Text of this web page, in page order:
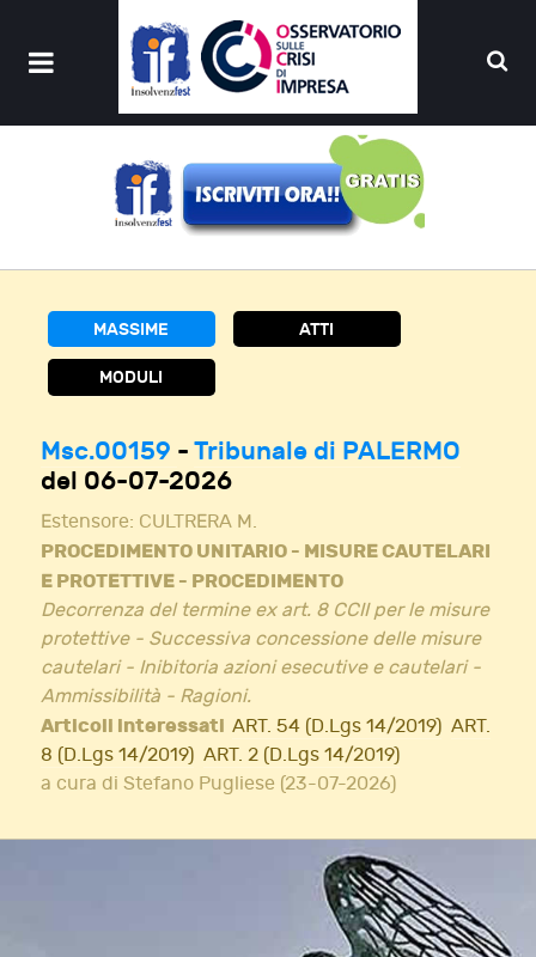
MASSIME ATTI
MODULI
Msc.00159 - Tribunale di PALERMO
del 06-07-2026
Estensore: CULTRERA M.
PROCEDIMENTO UNITARIO - MISURE CAUTELARI
E PROTETTIVE - PROCEDIMENTO
Decorrenza del termine ex art. 8 CCII per le misure
protettive - Successiva concessione delle misure
cautelari - Inibitoria azioni esecutive e cautelari -
Ammissibilità - Ragioni.
Articoli interessati ART. 54 (D.Lgs 14/2019) ART.
8 (D.Lgs 14/2019) ART. 2 (D.Lgs 14/2019)
a cura di Stefano Pugliese (23-07-2026)